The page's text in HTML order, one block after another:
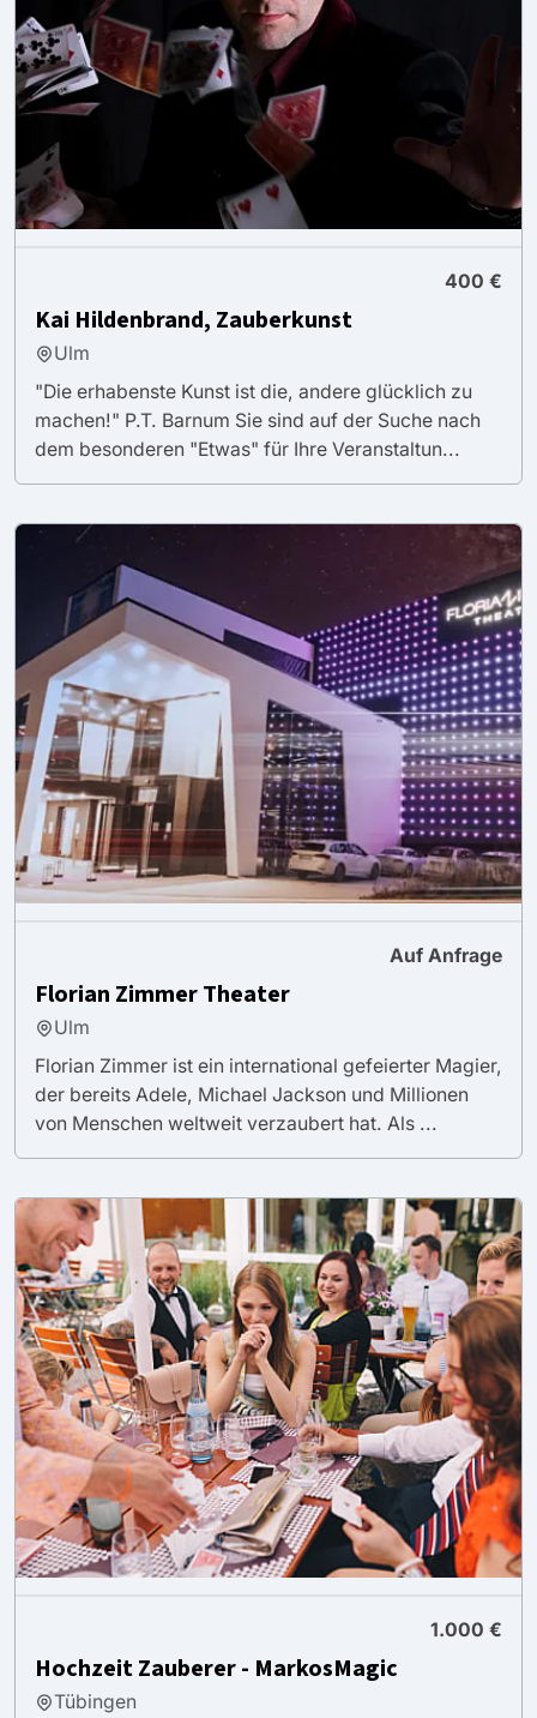
400 €
Kai Hildenbrand, Zauberkunst
Ulm
"Die erhabenste Kunst ist die, andere glücklich zu
machen!" P.T. Barnum Sie sind auf der Suche nach
dem besonderen "Etwas" für Ihre Veranstaltun...
Auf Anfrage
Florian Zimmer Theater
Ulm
Florian Zimmer ist ein international gefeierter Magier,
der bereits Adele, Michael Jackson und Millionen
von Menschen weltweit verzaubert hat. Als ...
1.000 €
Hochzeit Zauberer - MarkosMagic
Tübingen